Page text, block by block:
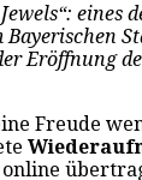
eines
Eröffnung
Freude
online